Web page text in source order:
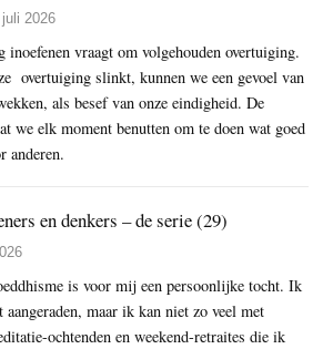
2026
inoefenen vraagt om volgehouden overtuiging.
overtuiging slinkt, kunnen we een gevoel van
als besef van onze eindigheid. De
we elk moment benutten om te doen wat goed
anderen.
en denkers – de serie (29)
is voor mij een persoonlijke tocht. Ik
maar ik kan niet zo veel met
ochtenden en weekend-retraites die ik